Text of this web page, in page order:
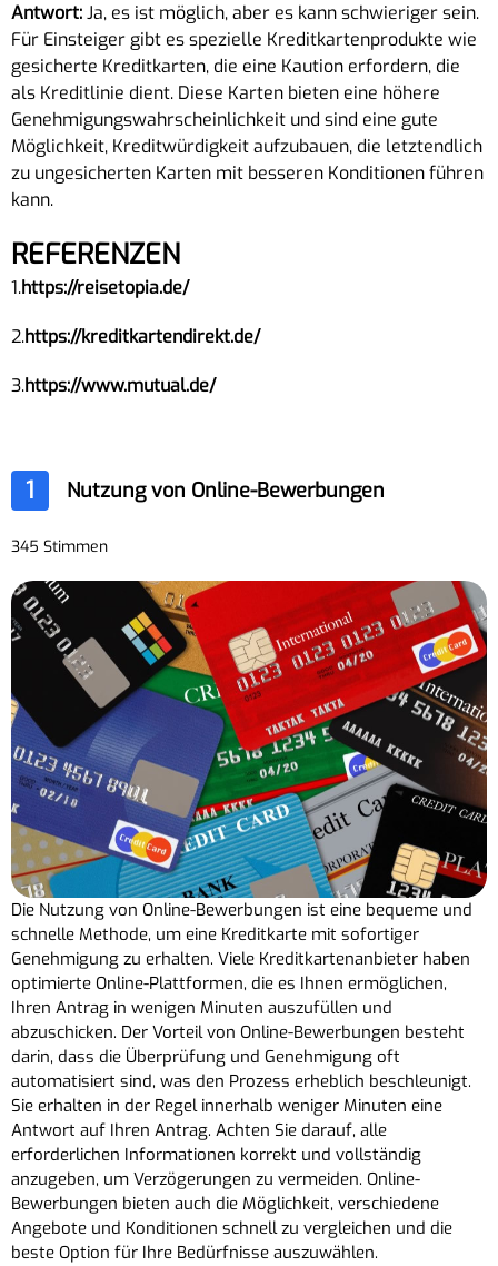
Antwort:Ja, es ist möglich, aber es kann schwieriger sein.
Für Einsteiger gibt es spezielle Kreditkartenprodukte wie
gesicherte Kreditkarten, die eine Kaution erfordern, die
als Kreditlinie dient. Diese Karten bieten eine höhere
Genehmigungswahrscheinlichkeit und sind eine gute
Möglichkeit, Kreditwürdigkeit aufzubauen, die letztendlich
zu ungesicherten Karten mit besseren Konditionen führen
kann.
REFERENZEN
1.https://reisetopia.de/
2.https://kreditkartendirekt.de/
3.https://www.mutual.de/
1 Nutzung von Online-Bewerbungen
345 Stimmen
Die Nutzung von Online-Bewerbungen ist eine bequeme und
schnelle Methode, um eine Kreditkarte mit sofortiger
Genehmigung zu erhalten. Viele Kreditkartenanbieter haben
optimierte Online-Plattformen, die es Ihnen ermöglichen,
Ihren Antrag in wenigen Minuten auszufüllen und
abzuschicken. Der Vorteil von Online-Bewerbungen besteht
darin, dass die Überprüfung und Genehmigung oft
automatisiert sind, was den Prozess erheblich beschleunigt.
Sie erhalten in der Regel innerhalb weniger Minuten eine
Antwort auf Ihren Antrag. Achten Sie darauf, alle
erforderlichen Informationen korrekt und vollständig
anzugeben, um Verzögerungen zu vermeiden. Online-
Bewerbungen bieten auch die Möglichkeit, verschiedene
Angebote und Konditionen schnell zu vergleichen und die
beste Option für Ihre Bedürfnisse auszuwählen.